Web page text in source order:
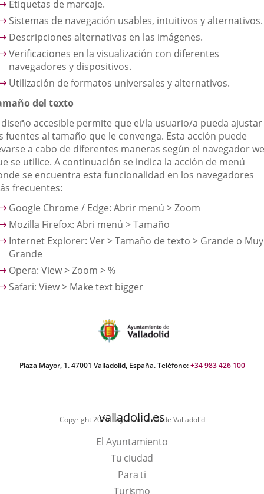
Etiquetas de marcaje.
Sistemas de navegación usables, intuitivos y alternativos.
Descripciones alternativas en las imágenes.
Verificaciones en la visualización con diferentes
navegadores y dispositivos.
Utilización de formatos universales y alternativos.
del texto
diseño accesible permite que el/la usuario/a pueda ajustar
fuentes al tamaño que le convenga. Esta acción puede
a cabo de diferentes maneras según el navegador
se utilice. A continuación se indica la acción de menú
se encuentra esta funcionalidad en los navegadores
frecuentes:
Google Chrome / Edge: Abrir menú > Zoom
Mozilla Firefox: Abri menú > Tamaño
Internet Explorer: Ver > Tamaño de texto > Grande o Muy
Grande
Opera: View > Zoom > %
Safari: View > Make text bigger
Plaza Mayor, 1. 47001 Valladolid, España. Teléfono:+34 983 426 100
Copyright 2025 - Ayuntamiento de Valladolid
valladolid.es
El Ayuntamiento
Tu ciudad
Para ti
TurismoThis